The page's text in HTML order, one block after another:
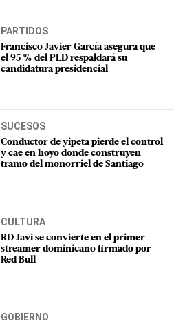
PARTIDOS
Francisco Javier García asegura que
el 95 % del PLD respaldará su
candidatura presidencial
SUCESOS
Conductor de yipeta pierde el control
y cae en hoyo donde construyen
tramo del monorriel de Santiago
CULTURA
RD Javi se convierte en el primer
streamer dominicano firmado por
Red Bull
GOBIERNO